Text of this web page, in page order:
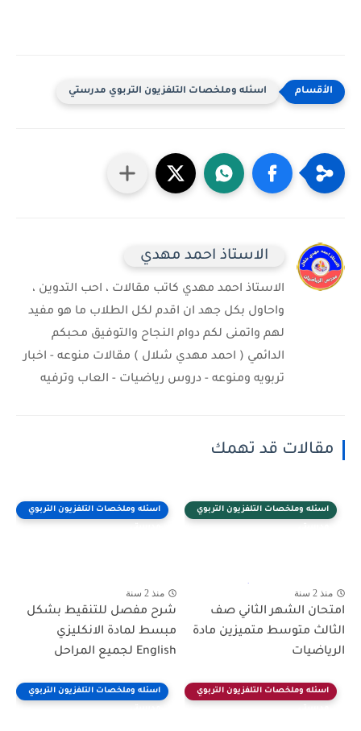
اسئله وملخصات التلفزيون التربوي مدرستي
الاستاذ احمد مهدي
الاستاذ احمد مهدي كاتب مقالات ، احب التدوين ،
واحاول بكل جهد ان اقدم لكل الطلاب ما هو مفيد
لهم واتمنى لكم دوام النجاح والتوفيق محبكم
الدائمي ( احمد مهدي شلال ) مقالات منوعه - اخبار
تربويه ومنوعه - دروس رياضيات - العاب وترفيه
مقالات قد تهمك
اسئله وملخصات التلفزيون التربوي
منذ 2 سنة
امتحان الشهر الثاني صف
الثالث متوسط متميزين مادة
الرياضيات
اسئله وملخصات التلفزيون التربوي
منذ 2 سنة
شرح مفصل للتنقيط بشكل
مبسط لمادة الانكليزي
English لجميع المراحل
اسئله وملخصات التلفزيون التربوي
اسئله وملخصات التلفزيون التربوي